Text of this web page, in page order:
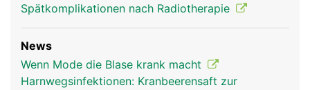
Spätkomplikationen nach Radiotherapie
News
Wenn Mode die Blase krank macht
Harnwegsinfektionen: Kranbeerensaft zur